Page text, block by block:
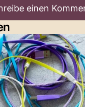
einen